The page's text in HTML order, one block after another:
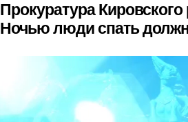
Прокуратура
Ночью люди спать